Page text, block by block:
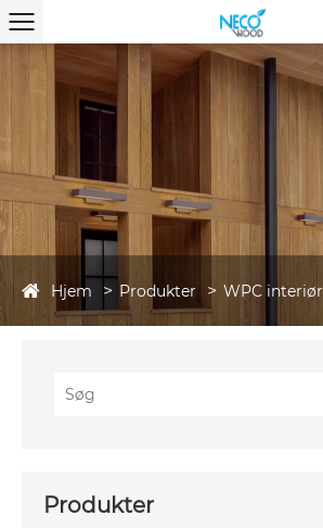
Hjem Produkter WPC interiør
Produkter